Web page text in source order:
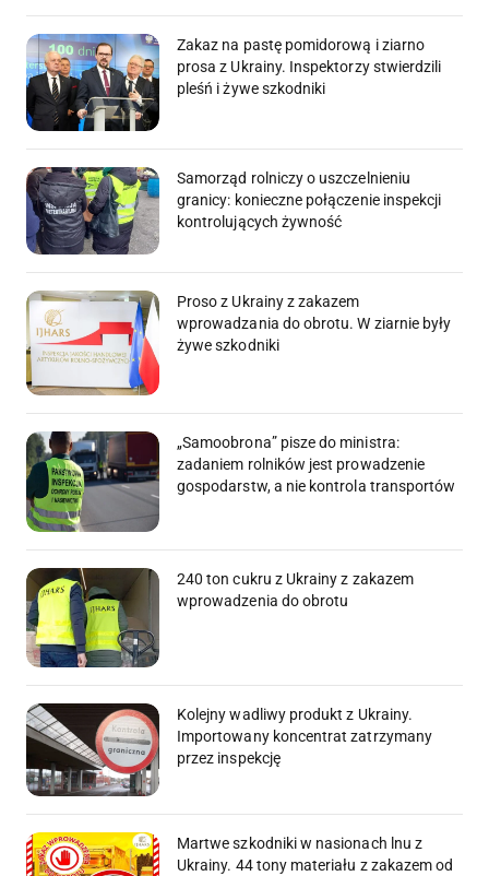
Zakaz na pastę pomidorową i ziarno
prosa z Ukrainy. Inspektorzy stwierdzili
pleśń i żywe szkodniki
Samorząd rolniczy o uszczelnieniu
granicy: konieczne połączenie inspekcji
kontrolujących żywność
Proso z Ukrainy z zakazem
wprowadzania do obrotu. W ziarnie były
żywe szkodniki
„Samoobrona” pisze do ministra:
zadaniem rolników jest prowadzenie
gospodarstw, a nie kontrola transportów
240 ton cukru z Ukrainy z zakazem
wprowadzenia do obrotu
Kolejny wadliwy produkt z Ukrainy.
Importowany koncentrat zatrzymany
przez inspekcję
Martwe szkodniki w nasionach lnu z
Ukrainy. 44 tony materiału z zakazem od